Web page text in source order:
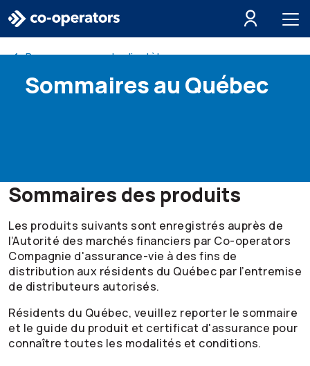
Passer à la recherche
Passer au menu principal
Passer au contenu principal
Passer au pied de page
Ressources pour la clientèle
Sommaires au Québec
Sommaires des produits
Les produits suivants sont enregistrés auprès de
l’Autorité des marchés financiers par Co-operators
Compagnie d'assurance-vie à des fins de
distribution aux résidents du Québec par l’entremise
de distributeurs autorisés.
Résidents du Québec, veuillez reporter le sommaire
et le guide du produit et certificat d'assurance pour
connaître toutes les modalités et conditions.